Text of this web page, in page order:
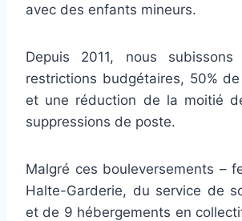
avec des enfants mineurs.
Depuis 2011, nous subissons
restrictions budgétaires, 50%
et une réduction de la moitié
suppressions de poste.
Malgré ces bouleversements –
Halte-Garderie, du service de
et de 9 hébergements en